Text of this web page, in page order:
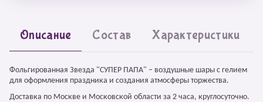
Описание Состав Характеристики
Фольгированная Звезда "СУПЕР ПАПА" – воздушные шары с гелием
для оформления праздника и создания атмосферы торжества.
Доставка по Москве и Московской области за 2 часа, круглосуточно.